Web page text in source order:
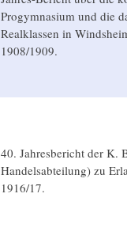
Progymnasium und die
Realklassen in
1908/1909.
40. Jahresbericht der K.
Handelsabteilung) zu
1916/17.